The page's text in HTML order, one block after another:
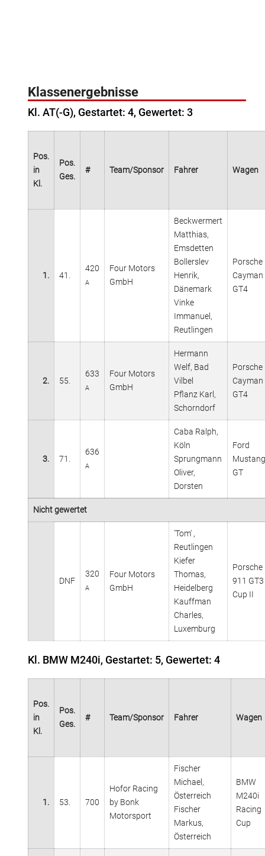
Klassenergebnisse
Kl. AT(-G), Gestartet: 4, Gewertet: 3
Pos.
in
Kl.
Pos.
Ges.
# Team/Sponsor Fahrer Wagen
1. 41.
420
A
Four Motors
GmbH
Beckwermert
Matthias,
Emsdetten
Bollerslev
Henrik,
Dänemark
Vinke
Immanuel,
Reutlingen
Porsche
Cayman
GT4
2. 55.
633
A
Four Motors
GmbH
Hermann
Welf, Bad
Vilbel
Pflanz Karl,
Schorndorf
Porsche
Cayman
GT4
3. 71.
636
A
Caba Ralph,
Köln
Sprungmann
Oliver,
Dorsten
Ford
Mustang
GT
Nicht gewertet
DNF
320
A
Four Motors
GmbH
'Tom' ,
Reutlingen
Kiefer
Thomas,
Heidelberg
Kauffman
Charles,
Luxemburg
Porsche
911 GT3
Cup II
Kl. BMW M240i, Gestartet: 5, Gewertet: 4
Pos.
in
Kl.
Pos.
Ges.
# Team/Sponsor Fahrer Wagen
1. 53. 700
Hofor Racing
by Bonk
Motorsport
Fischer
Michael,
Österreich
Fischer
Markus,
Österreich
BMW
M240i
Racing
Cup